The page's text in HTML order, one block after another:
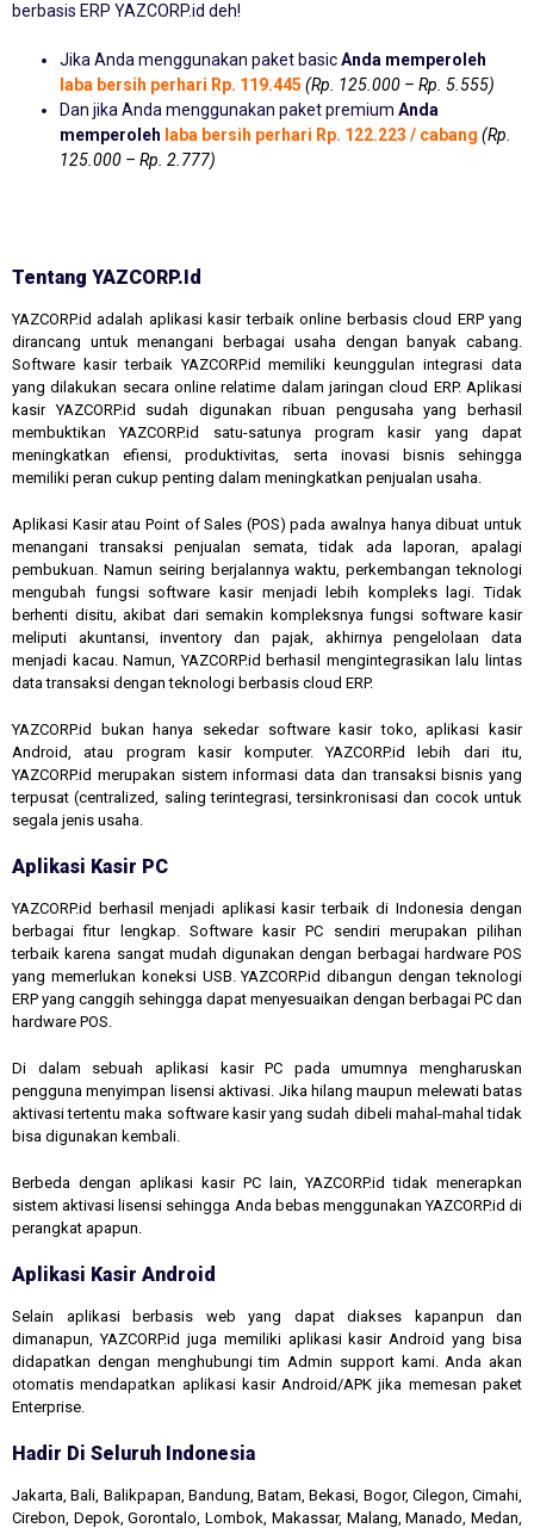
berbasis ERP YAZCORP.id deh!
Jika Anda menggunakan paket basicAnda memperoleh
laba bersih perhari Rp. 119.445 (Rp. 125.000 – Rp. 5.555)
Dan jika Anda menggunakan paket premium Anda
memperoleh laba bersih perhari Rp. 122.223 / cabang (Rp.
125.000 – Rp. 2.777)
Tentang YAZCORP.id
YAZCORP.id adalah aplikasi kasir terbaik online berbasis cloud ERP yang
dirancang untuk menangani berbagai usaha dengan banyak cabang.
Software kasir terbaik YAZCORP.id memiliki keunggulan integrasi data
yang dilakukan secara online relatime dalam jaringan cloud ERP. Aplikasi
kasir YAZCORP.id sudah digunakan ribuan pengusaha yang berhasil
membuktikan YAZCORP.id satu-satunya program kasir yang dapat
meningkatkan efiensi, produktivitas, serta inovasi bisnis sehingga
memiliki peran cukup penting dalam meningkatkan penjualan usaha.
Aplikasi Kasir atau Point of Sales (POS) pada awalnya hanya dibuat untuk
menangani transaksi penjualan semata, tidak ada laporan, apalagi
pembukuan. Namun seiring berjalannya waktu, perkembangan teknologi
mengubah fungsi software kasir menjadi lebih kompleks lagi. Tidak
berhenti disitu, akibat dari semakin kompleksnya fungsi software kasir
meliputi akuntansi, inventory dan pajak, akhirnya pengelolaan data
menjadi kacau. Namun, YAZCORP.id berhasil mengintegrasikan lalu lintas
data transaksi dengan teknologi berbasis cloud ERP.
YAZCORP.id bukan hanya sekedar software kasir toko, aplikasi kasir
Android, atau program kasir komputer. YAZCORP.id lebih dari itu,
YAZCORP.id merupakan sistem informasi data dan transaksi bisnis yang
terpusat (centralized, saling terintegrasi, tersinkronisasi dan cocok untuk
segala jenis usaha.
Aplikasi Kasir PC
YAZCORP.id berhasil menjadi aplikasi kasir terbaik di Indonesia dengan
berbagai fitur lengkap. Software kasir PC sendiri merupakan pilihan
terbaik karena sangat mudah digunakan dengan berbagai hardware POS
yang memerlukan koneksi USB. YAZCORP.id dibangun dengan teknologi
ERP yang canggih sehingga dapat menyesuaikan dengan berbagai PC dan
hardware POS.
Di dalam sebuah aplikasi kasir PC pada umumnya mengharuskan
pengguna menyimpan lisensi aktivasi. Jika hilang maupun melewati batas
aktivasi tertentu maka software kasir yang sudah dibeli mahal-mahal tidak
bisa digunakan kembali.
Berbeda dengan aplikasi kasir PC lain, YAZCORP.id tidak menerapkan
sistem aktivasi lisensi sehingga Anda bebas menggunakan YAZCORP.id di
perangkat apapun.
Aplikasi Kasir Android
Selain aplikasi berbasis web yang dapat diakses kapanpun dan
dimanapun, YAZCORP.id juga memiliki aplikasi kasir Android yang bisa
didapatkan dengan menghubungi tim Admin support kami. Anda akan
otomatis mendapatkan aplikasi kasir Android/APK jika memesan paket
Enterprise.
Hadir Di Seluruh Indonesia
Jakarta, Bali, Balikpapan, Bandung, Batam, Bekasi, Bogor, Cilegon, Cimahi,
Cirebon, Depok, Gorontalo, Lombok, Makassar, Malang, Manado, Medan,